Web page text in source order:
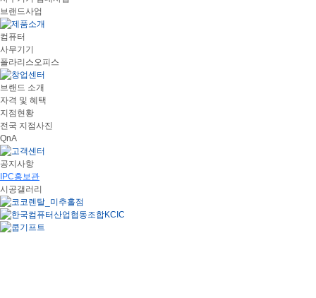
브랜드사업
컴퓨터
사무기기
폴라리스오피스
브랜드 소개
자격 및 혜택
지점현황
전국 지점사진
QnA
공지사항
IPC홍보관
시공갤러리